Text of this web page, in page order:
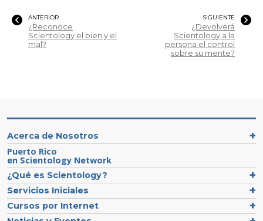
ANTERIOR
¿Reconoce
Scientology el bien y el
mal?
SIGUIENTE
¿Devolverá
Scientology a la
persona el control
sobre su mente?
Acerca de Nosotros
Puerto Rico
en Scientology Network
¿Qué es Scientology?
Servicios Iniciales
Cursos por Internet